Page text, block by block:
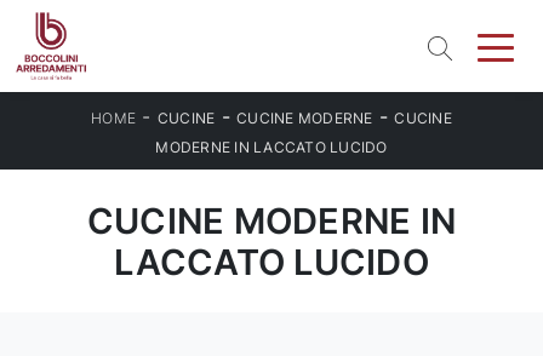
HOME - CUCINE -CUCINE MODERNE -CUCINE
MODERNE IN LACCATO LUCIDO
CUCINE MODERNE IN
LACCATO LUCIDO